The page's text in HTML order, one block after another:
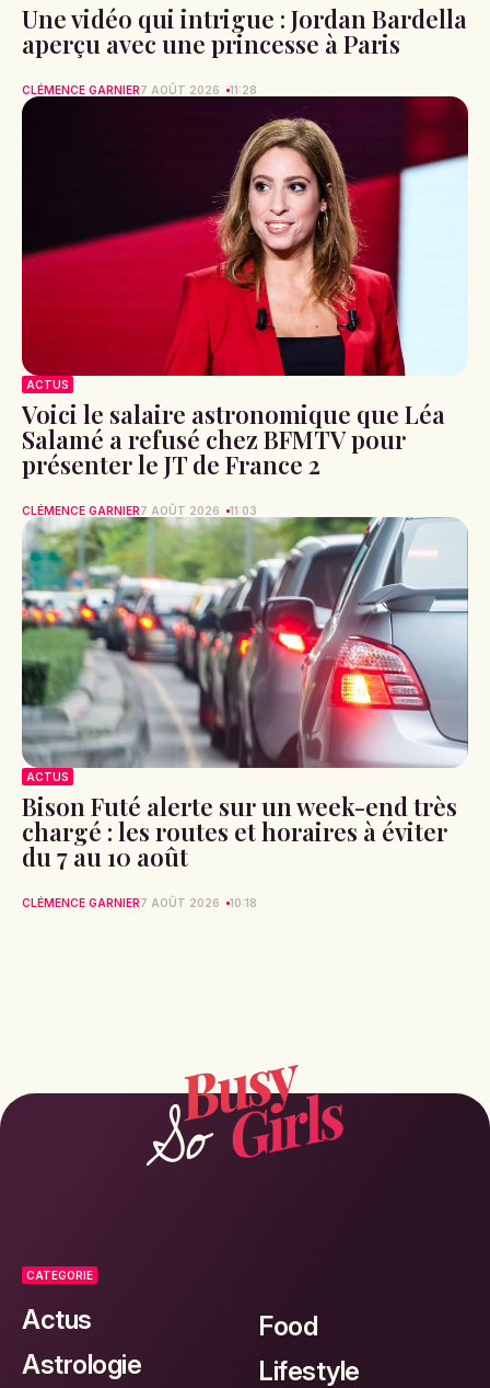
Une vidéo qui intrigue : Jordan Bardella
aperçu avec une princesse à Paris
CLÉMENCE GARNIER7 AOÛT 2026 11:28
ACTUS
Voici le salaire astronomique que Léa
Salamé a refusé chez BFMTV pour
présenter le JT de France 2
CLÉMENCE GARNIER7 AOÛT 2026 11:03
ACTUS
Bison Futé alerte sur un week-end très
chargé : les routes et horaires à éviter
du 7 au 10 août
CLÉMENCE GARNIER7 AOÛT 2026 10:18
CATEGORIE
Actus
Astrologie
Food
Lifestyle